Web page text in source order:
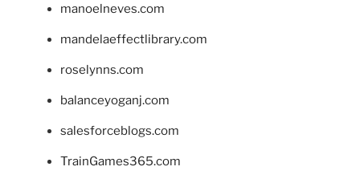
manoelneves.com
mandelaeffectlibrary.com
roselynns.com
balanceyoganj.com
salesforceblogs.com
TrainGames365.com